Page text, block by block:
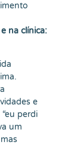
na clínica:
e
perdi
um